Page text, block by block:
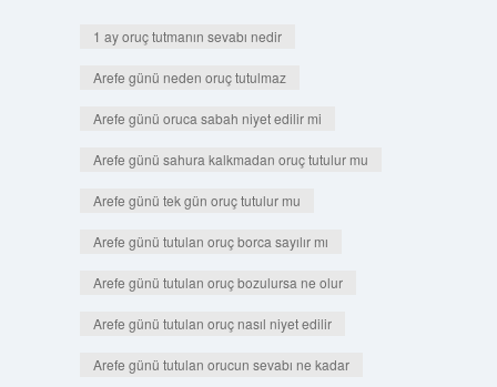
1 ay oruç tutmanın sevabı nedir
Arefe günü neden oruç tutulmaz
Arefe günü oruca sabah niyet edilir mi
Arefe günü sahura kalkmadan oruç tutulur mu
Arefe günü tek gün oruç tutulur mu
Arefe günü tutulan oruç borca sayılır mı
Arefe günü tutulan oruç bozulursa ne olur
Arefe günü tutulan oruç nasıl niyet edilir
Arefe günü tutulan orucun sevabı ne kadar